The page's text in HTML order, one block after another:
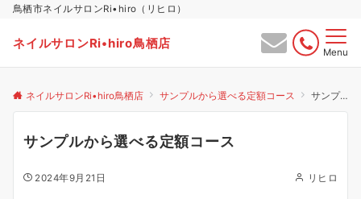
鳥栖市ネイルサロンRi•hiro（リヒロ）
ネイルサロンRi•hiro鳥栖店
Menu
ネイルサロンRi•hiro鳥栖店 サンプルから選べる定額コース サンプルから選べる定額コース
サンプルから選べる定額コース
2024年9月21日 リヒロ